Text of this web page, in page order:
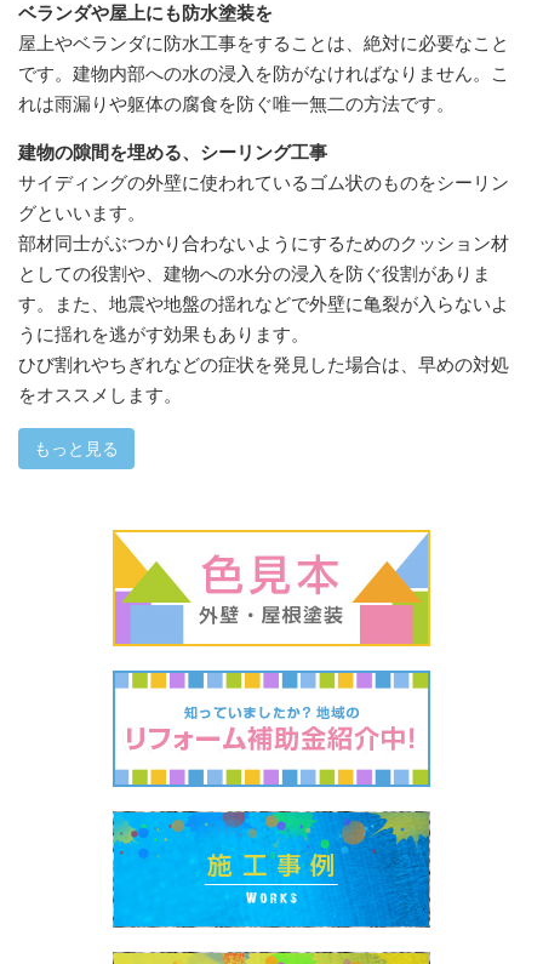
ベランダや屋上にも防水塗装を
屋上やベランダに防水工事をすることは、絶対に必要なこと
です。建物内部への水の浸入を防がなければなりません。こ
れは雨漏りや躯体の腐食を防ぐ唯一無二の方法です。
建物の隙間を埋める、シーリング工事
サイディングの外壁に使われているゴム状のものをシーリン
グといいます。
部材同士がぶつかり合わないようにするためのクッション材
としての役割や、建物への水分の浸入を防ぐ役割がありま
す。また、地震や地盤の揺れなどで外壁に亀裂が入らないよ
うに揺れを逃がす効果もあります。
ひび割れやちぎれなどの症状を発見した場合は、早めの対処
をオススメします。
もっと見る